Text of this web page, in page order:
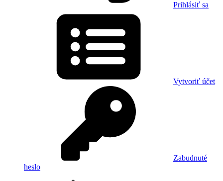
Prihlásiť sa
Vytvoriť účet
Zabudnuté
heslo